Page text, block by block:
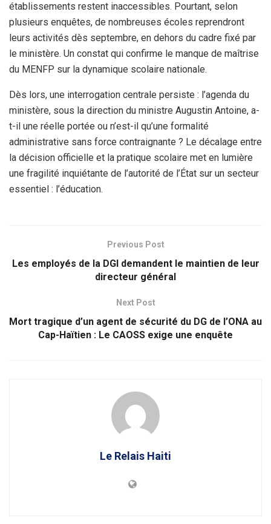
établissements restent inaccessibles. Pourtant, selon
plusieurs enquêtes, de nombreuses écoles reprendront
leurs activités dès septembre, en dehors du cadre fixé par
le ministère. Un constat qui confirme le manque de maîtrise
du MENFP sur la dynamique scolaire nationale.
Dès lors, une interrogation centrale persiste : l’agenda du
ministère, sous la direction du ministre Augustin Antoine, a-
t-il une réelle portée ou n’est-il qu’une formalité
administrative sans force contraignante ? Le décalage entre
la décision officielle et la pratique scolaire met en lumière
une fragilité inquiétante de l’autorité de l’État sur un secteur
essentiel : l’éducation.
Previous Post
Les employés de la DGI demandent le maintien de leur
directeur général
Next Post
Mort tragique d’un agent de sécurité du DG de l’ONA au
Cap-Haïtien : Le CAOSS exige une enquête
Le Relais Haiti